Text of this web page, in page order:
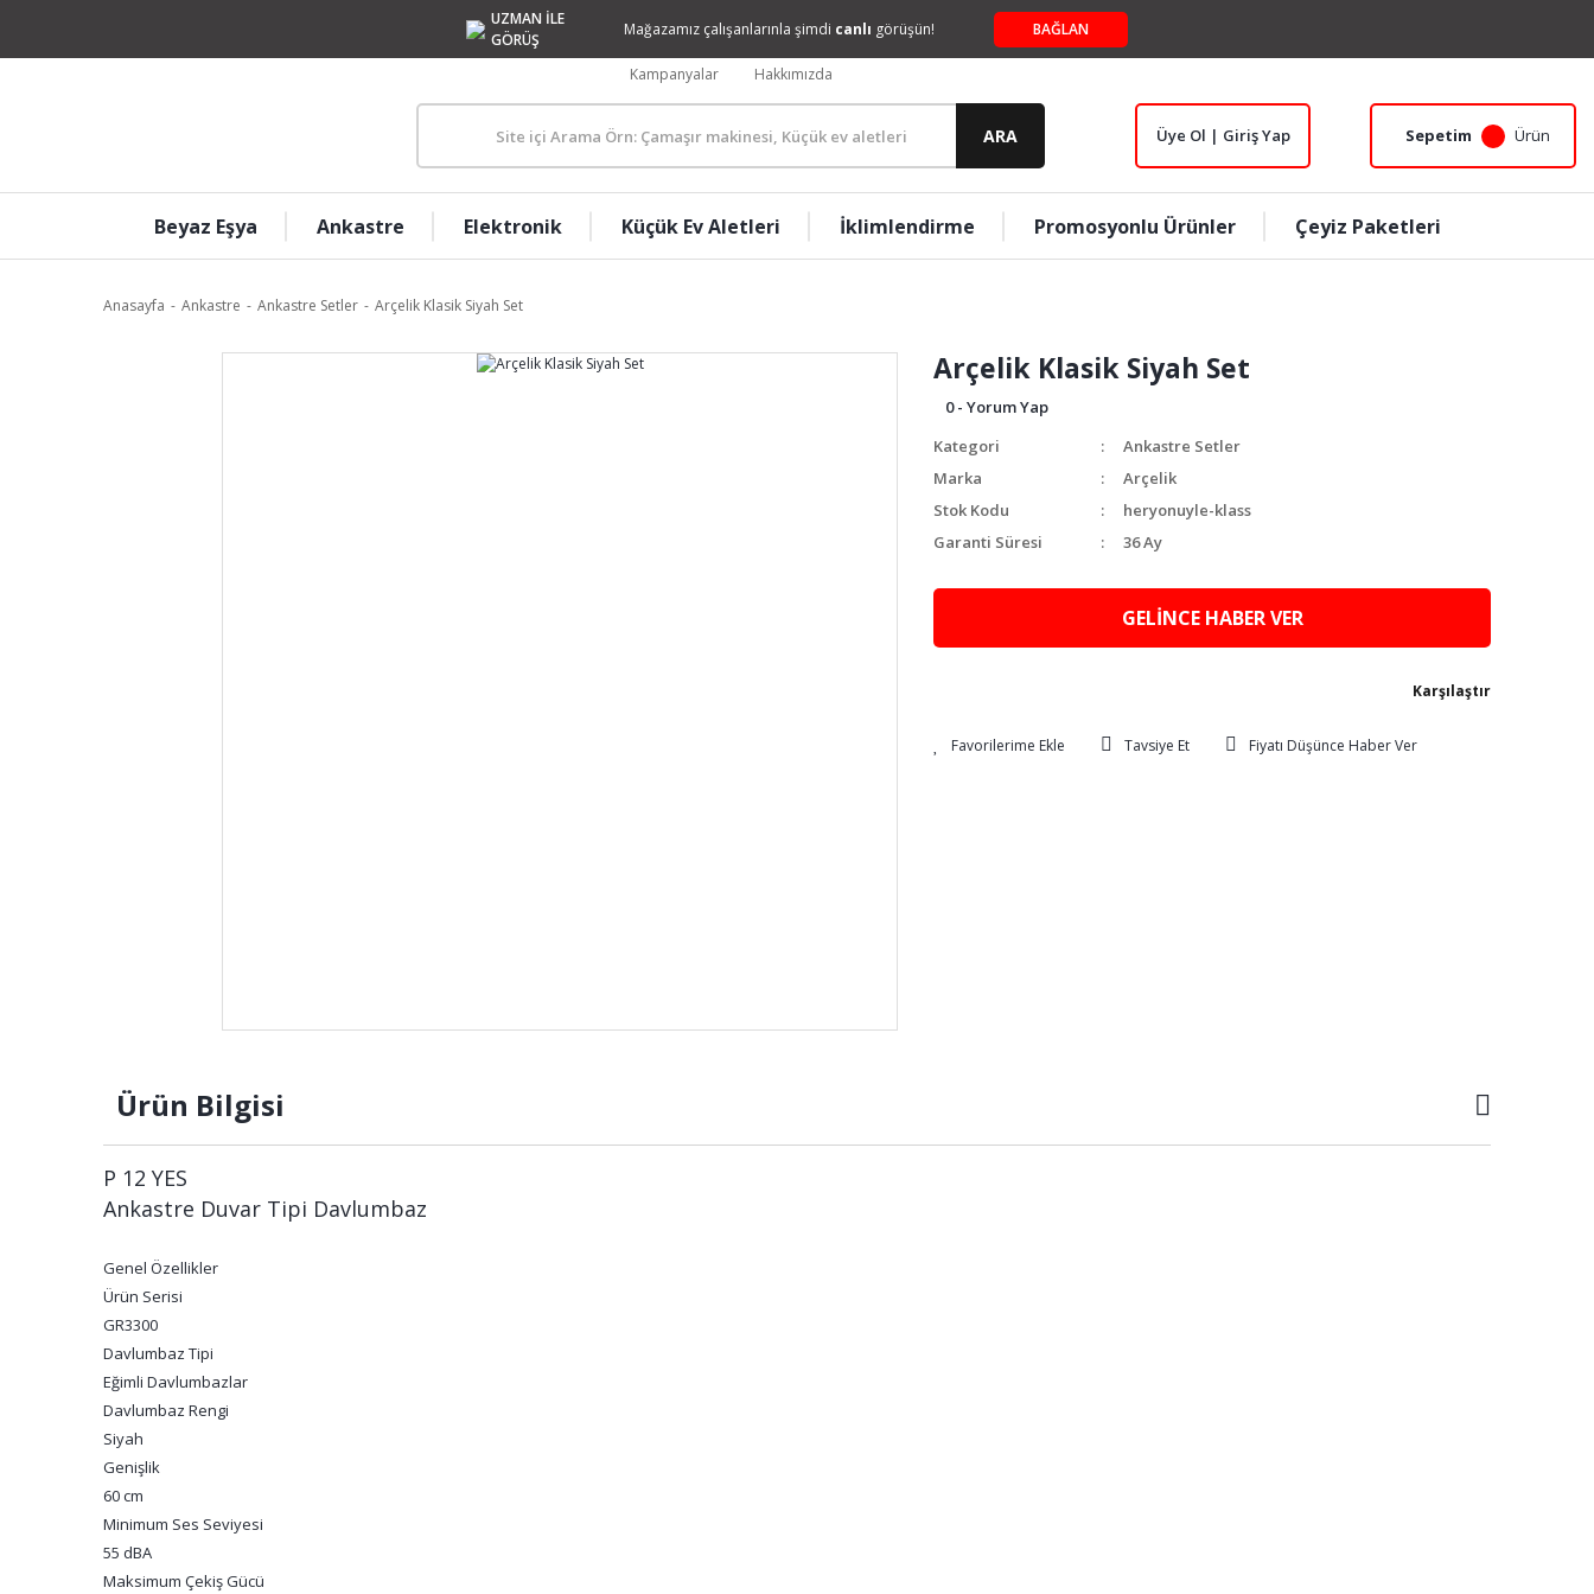
UZMAN İLE
GÖRÜŞ
Mağazamız çalışanlarınla şimdi canlı görüşün! BAĞLAN
Kampanyalar Hakkımızda
ARA Üye Ol | Giriş Yap Sepetim Ürün
Beyaz Eşya Ankastre Elektronik Küçük Ev Aletleri İklimlendirme Promosyonlu Ürünler Çeyiz Paketleri
Anasayfa Ankastre Ankastre Setler Arçelik Klasik Siyah Set
Arçelik Klasik Siyah Set
0 - Yorum Yap
Kategori
Ankastre Setler
Marka
Arçelik
Stok Kodu
heryonuyle-klass
Garanti Süresi
36 Ay
GELİNCE HABER VER
Karşılaştır
Tavsiye Et Fiyatı Düşünce Haber Ver
Ürün Bilgisi
P 12 YES
Ankastre Duvar Tipi Davlumbaz
Genel Özellikler
Ürün Serisi
GR3300
Davlumbaz Tipi
Eğimli Davlumbazlar
Davlumbaz Rengi
Siyah
Genişlik
60 cm
Minimum Ses Seviyesi
55 dBA
Maksimum Çekiş Gücü